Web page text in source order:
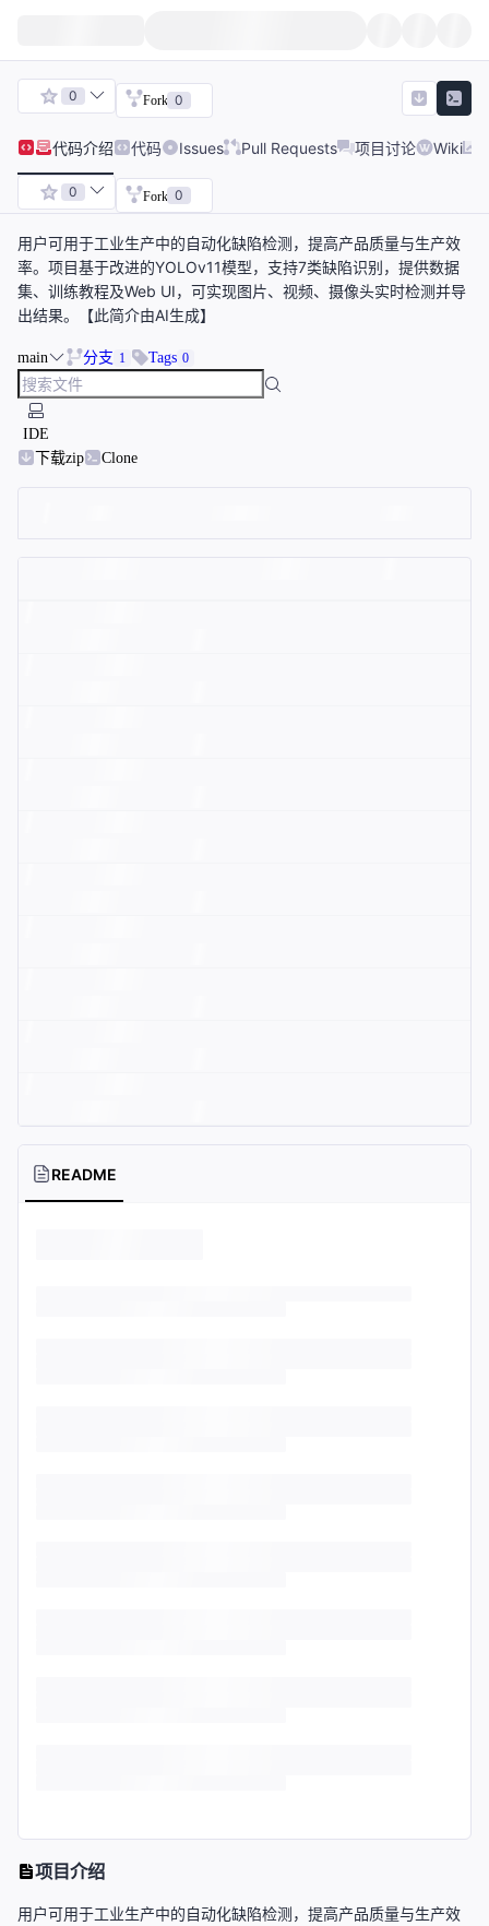
0 Fork 0
代码介绍 代码 Issues Pull Requests 项目讨论 Wiki
0 Fork 0
用户可用于工业生产中的自动化缺陷检测，提高产品质量与生产效
率。项目基于改进的YOLOv11模型，支持7类缺陷识别，提供数据
集、训练教程及Web UI，可实现图片、视频、摄像头实时检测并导
出结果。【此简介由AI生成】
main 分支 1 Tags 0
IDE
下载zip
Clone
README
项目介绍
用户可用于工业生产中的自动化缺陷检测，提高产品质量与生产效